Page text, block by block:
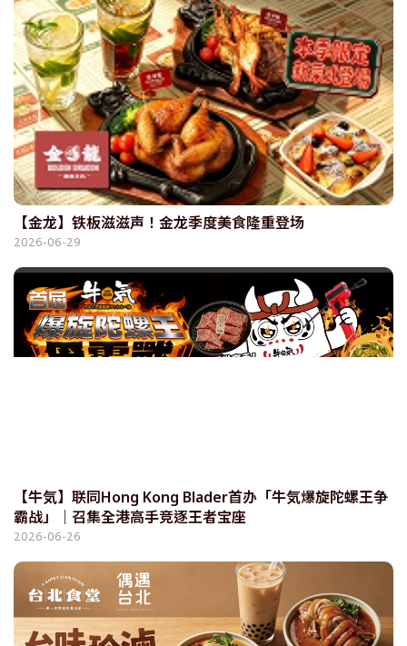
【金龙】铁板滋滋声！金龙季度美食隆重登场
2026-06-29
【牛気】联同Hong Kong Blader首办「牛気爆旋陀螺王争
霸战」｜召集全港高手竞逐王者宝座
2026-06-26